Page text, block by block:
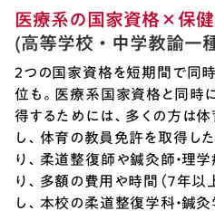
医療系の国家資格×保
(高等学校・中学教諭一
2つの国家資格を短期間で同
位も。医療系国家資格と同時
得するためには、多くの方は
し、体育の教員免許を取得し
り、柔道整復師や鍼灸師・理
り、多額の費用や時間（７年以
し、本校の柔道整復学科・鍼